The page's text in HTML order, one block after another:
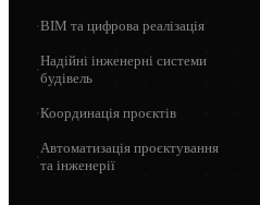
·BIM та цифрова реалізація
·Надійні інженерні системи
будівель
·Координація проєктів
·Автоматизація проєктування
та інженерії